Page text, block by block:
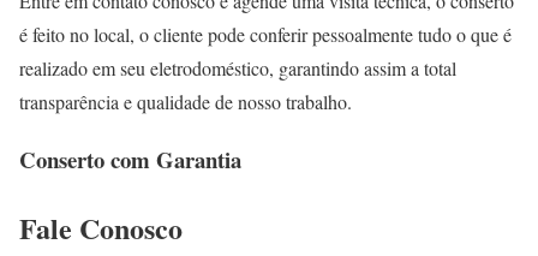
é feito no local, o cliente pode conferir pessoalmente tudo o que é
realizado em seu eletrodoméstico, garantindo assim a total
transparência e qualidade de nosso trabalho.
Conserto com Garantia
Fale Conosco